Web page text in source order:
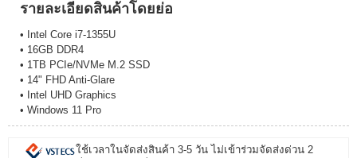
รายละเอียดสินค้าโดยย่อ
• Intel Core i7-1355U
• 16GB DDR4
• 1TB PCIe/NVMe M.2 SSD
• 14" FHD Anti-Glare
• Intel UHD Graphics
• Windows 11 Pro
ใช้เวลาในจัดส่งสินค้า 3-5 วัน ไม่เข้าร่วมจัดส่งด่วน 2